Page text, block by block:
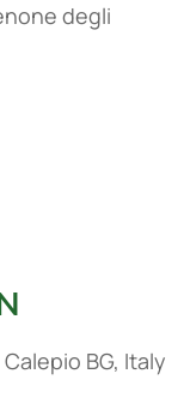
degli
BG, Italy